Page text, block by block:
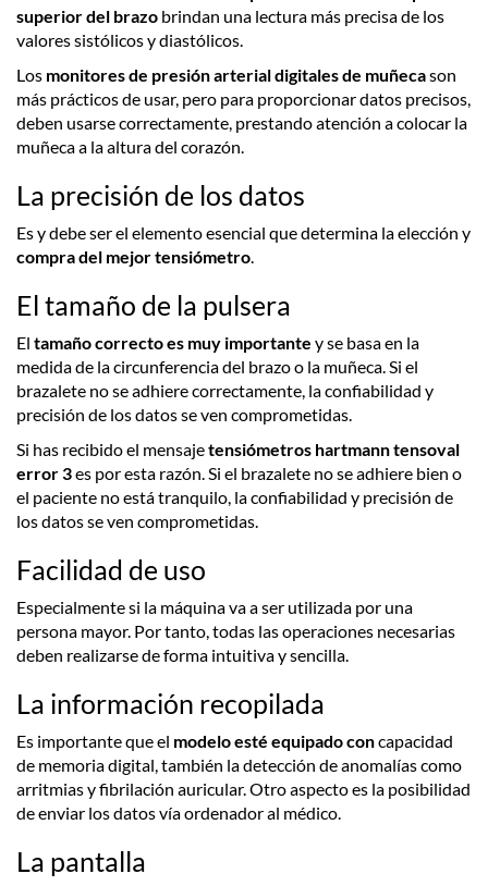
superior del brazo brindan una lectura más precisa de los
valores sistólicos y diastólicos.
Los monitores de presión arterial digitales de muñecason
más prácticos de usar, pero para proporcionar datos precisos,
deben usarse correctamente, prestando atención a colocar la
muñeca a la altura del corazón.
La precisión de los datos
Es y debe ser el elemento esencial que determina la elección y
compra del mejor tensiómetro
El tamaño de la pulsera
El tamaño correcto es muy importante y se basa en la
medida de la circunferencia del brazo o la muñeca. Si el
brazalete no se adhiere correctamente, la confiabilidad y
precisión de los datos se ven comprometidas.
Si has recibido el mensajetensiómetros hartmann tensoval
error 3es por esta razón. Si el brazalete no se adhiere bien o
el paciente no está tranquilo, la confiabilidad y precisión de
los datos se ven comprometidas.
Facilidad de uso
Especialmente si la máquina va a ser utilizada por una
persona mayor. Por tanto, todas las operaciones necesarias
deben realizarse de forma intuitiva y sencilla.
La información recopilada
Es importante que el modelo esté equipado concapacidad
de memoria digital, también la detección de anomalías como
arritmias y fibrilación auricular. Otro aspecto es la posibilidad
de enviar los datos vía ordenador al médico.
La pantalla